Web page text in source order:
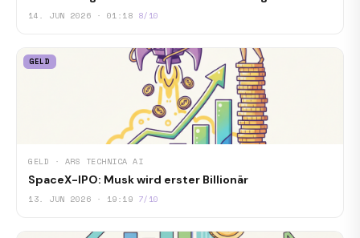
14. JUN 2026 · 01:18 8/10
GELD
GELD · ARS TECHNICA AI
SpaceX-IPO: Musk wird erster Billionär
13. JUN 2026 · 19:19 7/10